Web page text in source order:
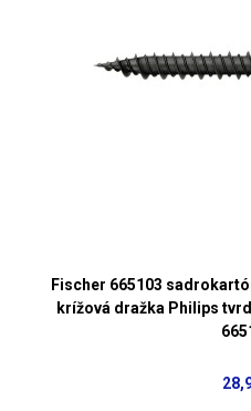
Fischer 665103
krížová dražka Philips